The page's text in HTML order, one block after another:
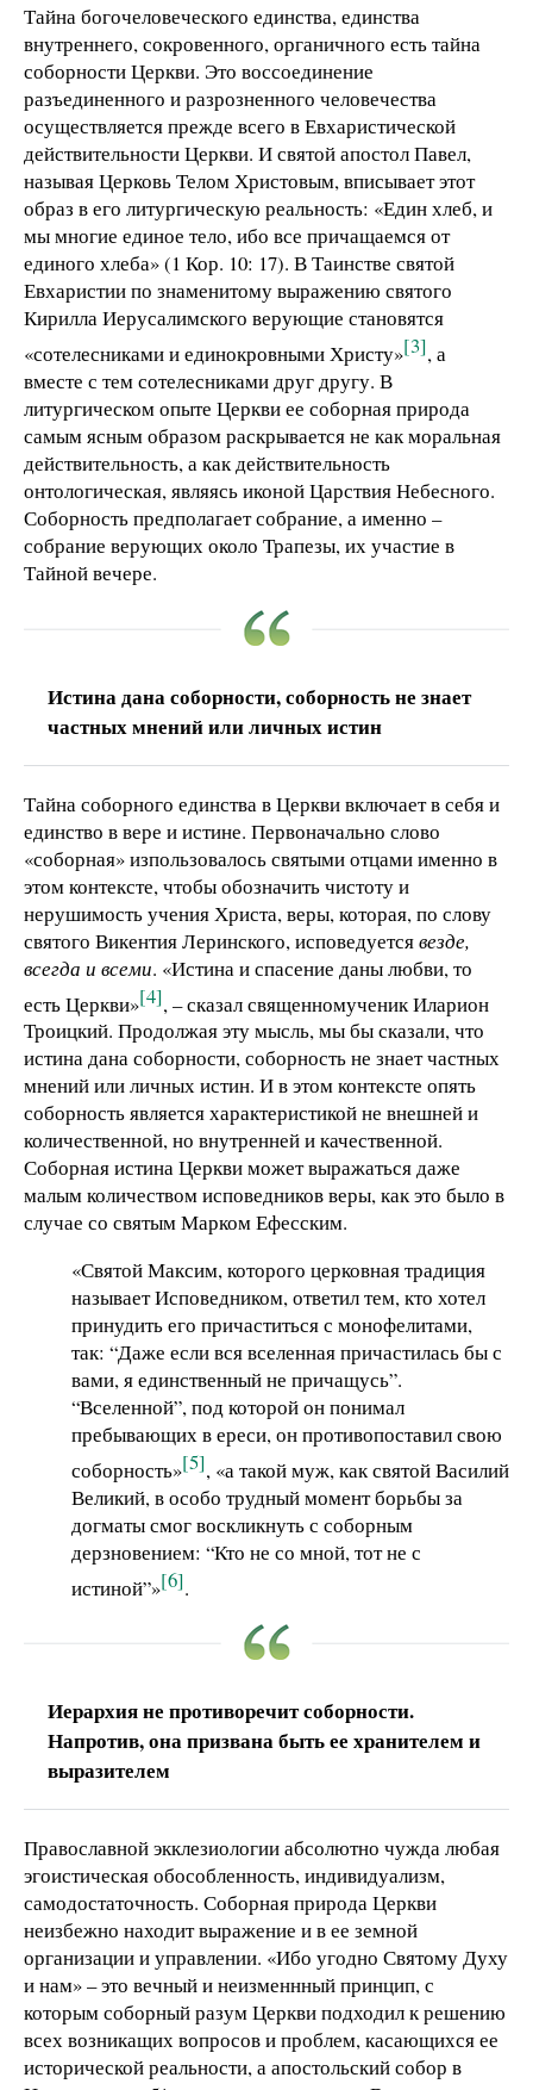
Тайна богочеловеческого единства, единства
внутреннего, сокровенного, органичного есть тайна
соборности Церкви. Это воссоединение
разъединенного и разрозненного человечества
осуществляется прежде всего в Евхаристической
действительности Церкви. И святой апостол Павел,
называя Церковь Телом Христовым, вписывает этот
образ в его литургическую реальность: «Един хлеб, и
мы многие единое тело, ибо все причащаемся от
единого хлеба» (1 Кор. 10: 17). В Таинстве святой
Евхаристии по знаменитому выражению святого
Кирилла Иерусалимского верующие становятся
«сотелесниками и единокровными Христу»[3], а
вместе с тем сотелесниками друг другу. В
литургическом опыте Церкви ее соборная природа
самым ясным образом раскрывается не как моральная
действительность, а как действительность
онтологическая, являясь иконой Царствия Небесного.
Соборность предполагает собрание, а именно –
собрание верующих около Трапезы, их участие в
Тайной вечере.
Истина дана соборности, соборность не знает
частных мнений или личных истин
Тайна соборного единства в Церкви включает в себя и
единство в вере и истине. Первоначально слово
«соборная» изпользовалось святыми отцами именно в
этом контексте, чтобы обозначить чистоту и
нерушимость учения Христа, веры, которая, по слову
святого Викентия Леринского, исповедуетсявезде,
всегда и всеми. «Истина и спасение даны любви, то
есть Церкви»[4], – сказал священномученик Иларион
Троицкий. Продолжая эту мысль, мы бы сказали, что
истина дана соборности, соборность не знает частных
мнений или личных истин. И в этом контексте опять
соборность является характеристикой не внешней и
количественной, но внутренней и качественной.
Соборная истина Церкви может выражаться даже
малым количеством исповедников веры, как это было в
случае со святым Марком Ефесским.
«Святой Максим, которого церковная традиция
называет Исповедником, ответил тем, кто хотел
принудить его причаститься с монофелитами,
так: “Даже если вся вселенная причастилась бы с
вами, я единственный не причащусь”.
“Вселенной”, под которой он понимал
пребывающих в ереси, он противопоставил свою
соборность»[5], «а такой муж, как святой Василий
Великий, в особо трудный момент борьбы за
догматы смог воскликнуть с соборным
дерзновением: “Кто не со мной, тот не с
истиной”»[6].
Иерархия не противоречит соборности.
Напротив, она призвана быть ее хранителем и
выразителем
Православной экклезиологии абсолютно чужда любая
эгоистическая обособленность, индивидуализм,
самодостаточность. Соборная природа Церкви
неизбежно находит выражение и в ее земной
организации и управлении. «Ибо угодно Святому Духу
и нам» – это вечный и неизменнный принцип, с
которым соборный разум Церкви подходил к решению
всех возникащих вопросов и проблем, касающихся ее
исторической реальности, а апостольский собор в